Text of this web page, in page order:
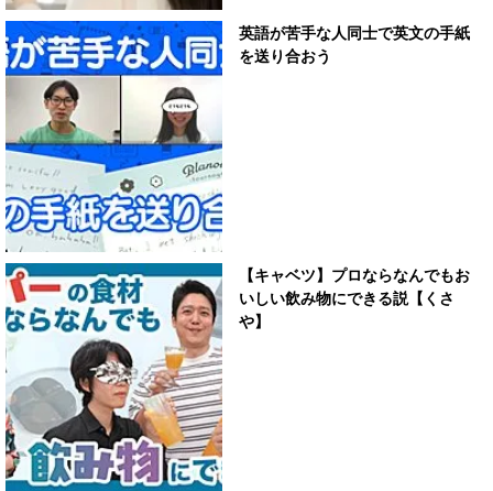
英語が苦手な人同士で英文の手紙
を送り合おう
【キャベツ】プロならなんでもお
いしい飲み物にできる説【くさ
や】